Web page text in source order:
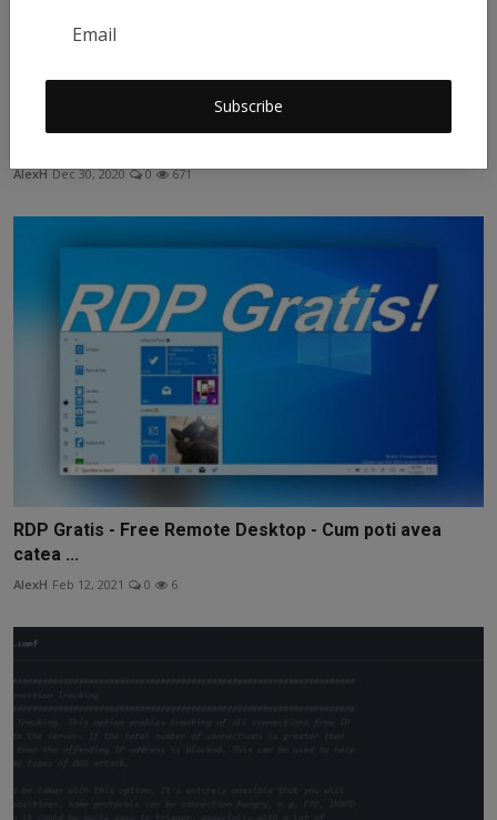
Subscribe
AlexH Dec 30, 2020 0 671
RDP Gratis - Free Remote Desktop - Cum poti avea
catea ...
AlexH Feb 12, 2021 0 6